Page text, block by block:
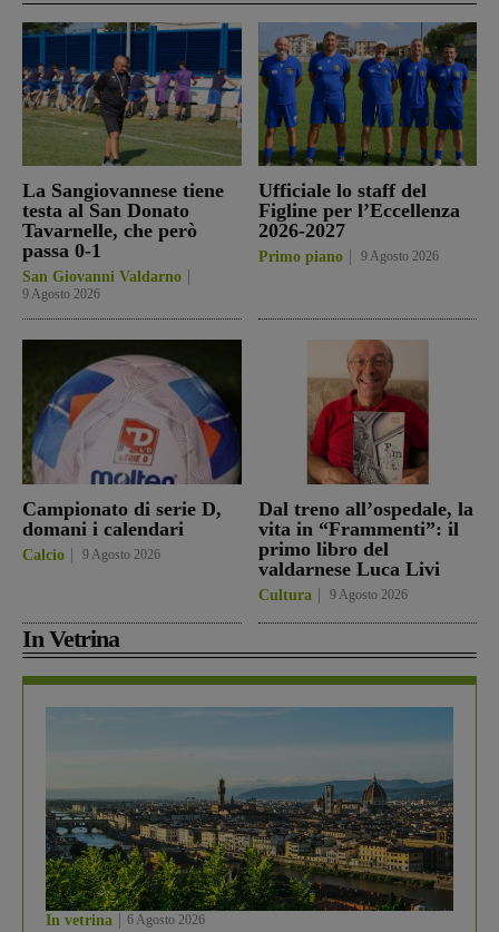
La Sangiovannese tiene
testa al San Donato
Tavarnelle, che però
passa 0-1
San Giovanni Valdarno
9 Agosto 2026
Ufficiale lo staff del
Figline per l’Eccellenza
2026-2027
Primo piano 9 Agosto 2026
Campionato di serie D,
domani i calendari
Calcio 9 Agosto 2026
Dal treno all’ospedale, la
vita in “Frammenti”: il
primo libro del
valdarnese Luca Livi
Cultura 9 Agosto 2026
In Vetrina
In vetrina 6 Agosto 2026